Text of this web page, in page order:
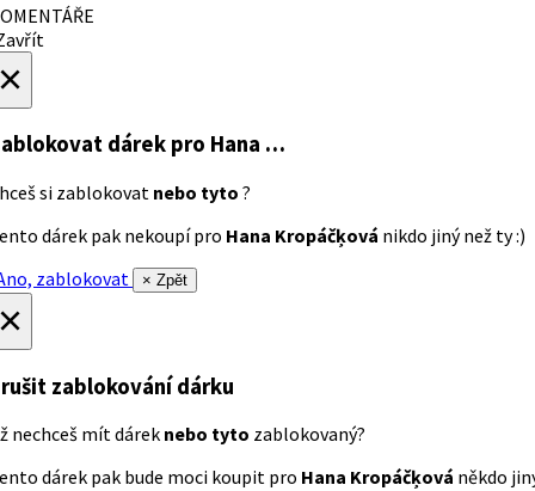
dárek pro Hana …
si zablokovat nebo tyto ?
dárek pak nekoupí pro Hana Kropáčķová nikdo jiný než ty :)
zablokovat
× Zpět
zablokování dárku
nechceš mít dárek nebo tyto zablokovaný?
dárek pak bude moci koupit pro Hana Kropáčķová někdo